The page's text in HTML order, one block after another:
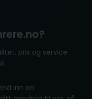
pris og service
inn en